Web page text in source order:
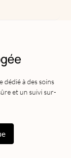
dédié à des soins
et un suivi sur-